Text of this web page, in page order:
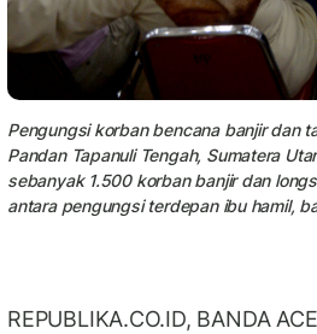
Pengungsi korban bencana banjir dan
Pandan Tapanuli Tengah, Sumatera
sebanyak 1.500 korban banjir dan
antara pengungsi terdepan ibu hamil,
REPUBLIKA.CO.ID, BANDA